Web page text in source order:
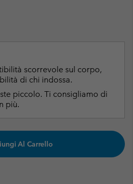
scorrevole sul corpo,
di chi indossa.
piccolo. Ti consigliamo di
più.
Al Carrello